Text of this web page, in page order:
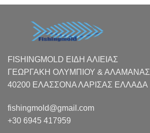
FISHINGMOLD ΕΙΔΗ ΑΛΙΕΙΑΣ
ΓΕΩΡΓΑΚΗ ΟΛΥΜΠΙΟΥ & ΑΛΑΜΑΝΑΣ
40200 ΕΛΑΣΣΟΝΑ ΛΑΡΙΣΑΣ EΛΛΑΔΑ
fishingmold@gmail.com
+30 6945 417959